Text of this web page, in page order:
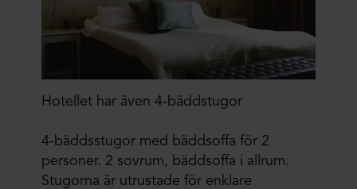
Hotellet har även 4-bäddstugor
4-bäddsstugor med bäddsoffa för 2
personer. 2 sovrum, bäddsoffa i allrum.
Stugorna är utrustade för enklare